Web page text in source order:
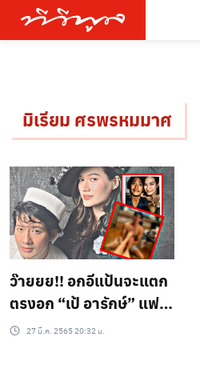
มิเรียม ศรพรหมมาศ
ว๊ายยย!! อกอีแป้นจะแตก
ตรงอก “เป้ อารักษ์” แฟน
สาวลงสตอรี่ถอดเสื้อแล้ว
27 มี.ค. 2565 20:32 น.